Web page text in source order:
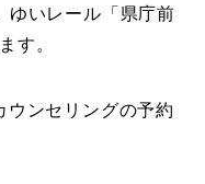
ゆいレール「県庁前
す。
ンセリングの予約